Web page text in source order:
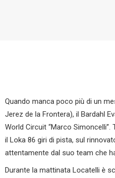
Quando manca poco più di un
Jerez de la Frontera), il Bardahl
World Circuit “Marco
il Loka 86 giri di pista, sul
attentamente dal suo team che
Durante la mattinata Locatelli è